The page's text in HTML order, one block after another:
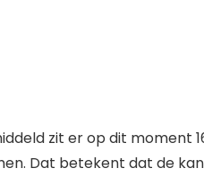
zit er op dit moment
Dat betekent dat de